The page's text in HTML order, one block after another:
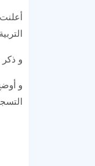
و ذكر بيان
و